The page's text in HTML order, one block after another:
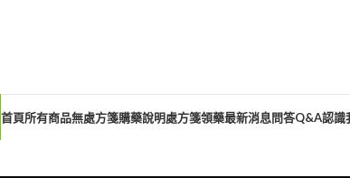
首頁所有商品無處方箋購藥說明處方箋領藥最新消息問答Q&A認識